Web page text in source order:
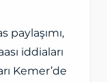
paylaşımı,
iddiaları
Kemer’de